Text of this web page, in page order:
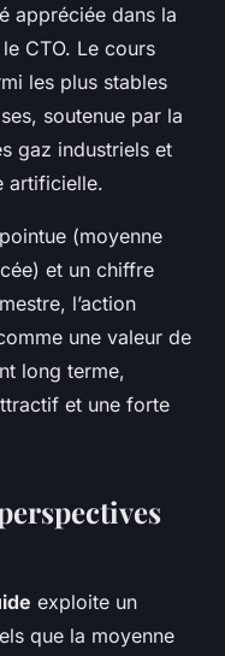
appréciée dans la
CTO. Le cours
les plus stables
soutenue par la
gaz industriels et
artificielle.
(moyenne
et un chiffre
l’action
une valeur de
long terme,
et une forte
exploite un
que la moyenne